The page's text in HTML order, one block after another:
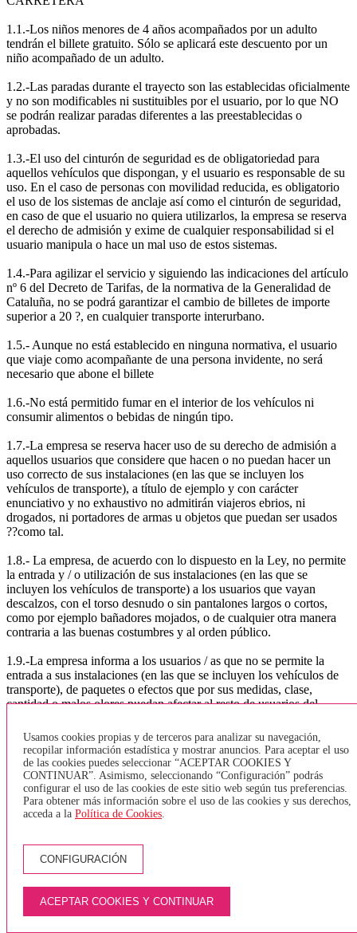
1.1.-Los niños menores de 4 años acompañados por un adulto
tendrán el billete gratuito. Sólo se aplicará este descuento por un
niño acompañado de un adulto.
1.2.-Las paradas durante el trayecto son las establecidas oficialmente
y no son modificables ni sustituibles por el usuario, por lo que NO
se podrán realizar paradas diferentes a las preestablecidas o
aprobadas.
1.3.-El uso del cinturón de seguridad es de obligatoriedad para
aquellos vehículos que dispongan, y el usuario es responsable de su
uso. En el caso de personas con movilidad reducida, es obligatorio
el uso de los sistemas de anclaje así como el cinturón de seguridad,
en caso de que el usuario no quiera utilizarlos, la empresa se reserva
el derecho de admisión y exime de cualquier responsabilidad si el
usuario manipula o hace un mal uso de estos sistemas.
1.4.-Para agilizar el servicio y siguiendo las indicaciones del artículo
nº 6 del Decreto de Tarifas, de la normativa de la Generalidad de
Cataluña, no se podrá garantizar el cambio de billetes de importe
superior a 20 ?, en cualquier transporte interurbano.
1.5.- Aunque no está establecido en ninguna normativa, el usuario
que viaje como acompañante de una persona invidente, no será
necesario que abone el billete
1.6.-No está permitido fumar en el interior de los vehículos ni
consumir alimentos o bebidas de ningún tipo.
1.7.-La empresa se reserva hacer uso de su derecho de admisión a
aquellos usuarios que considere que hacen o no puedan hacer un
uso correcto de sus instalaciones (en las que se incluyen los
vehículos de transporte), a título de ejemplo y con carácter
enunciativo y no exhaustivo no admitirán viajeros ebrios, ni
drogados, ni portadores de armas u objetos que puedan ser usados
??como tal.
1.8.- La empresa, de acuerdo con lo dispuesto en la Ley, no permite
la entrada y / o utilización de sus instalaciones (en las que se
incluyen los vehículos de transporte) a los usuarios que vayan
descalzos, con el torso desnudo o sin pantalones largos o cortos,
como por ejemplo bañadores mojados, o de cualquier otra manera
contraria a las buenas costumbres y al orden público.
1.9.-La empresa informa a los usuarios / as que no se permite la
entrada a sus instalaciones (en las que se incluyen los vehículos de
transporte), de paquetes o efectos que por sus medidas, clase,
cantidad o malos olores puedan afectar al resto de usuarios del
con materias peligrosas u objetos peligrosos.
1.10.-La empresa no permite la entrada de animales dentro de los
vehículos, a excepción de los perros guía para invidentes. Sólo se
permitirá la entrada de animales, dentro de la bodega del vehículo y
mediante el uso de transportines homologados.
De acuerdo con la Orden TES / 376/2014, que hace referencia a la
normativa sobre el transporte de bicicletas. y según lo regular el
artículo 8, la normativa a seguir por la empresa TEISA será:
TRANSPORTE URBANO GIRONA, BANYOLES, LÍNEA
DEL TAV o VEHÍCULOS SIN BODEGA - Sólo se aceptarán
Usamos cookies propias y de terceros para analizar su navegación,
recopilar información estadística y mostrar anuncios. Para aceptar el uso
de las cookies puedes seleccionar “ACEPTAR COOKIES Y
CONTINUAR”. Asimismo, seleccionando “Configuración” podrás
configurar el uso de las cookies de este sitio web según tus preferencias.
Para obtener más información sobre el uso de las cookies y sus derechos,
acceda a la Política de Cookies.
CONFIGURACIÓN
ACEPTAR COOKIES Y CONTINUAR